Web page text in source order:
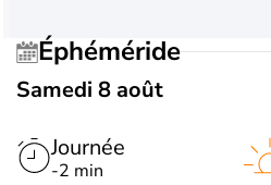
Éphéméride
Samedi 8 août
Journée
-2 min